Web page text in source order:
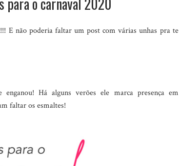
E não poderia faltar um post com várias unhas pra te
Há alguns verões ele marca presença em
faltar os esmaltes!